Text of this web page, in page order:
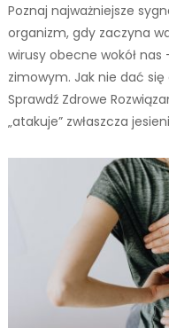
Poznaj najważniejsze
organizm, gdy zaczyna
wirusy obecne wokół nas
zimowym. Jak nie dać
Sprawdź Zdrowe
„atakuje” zwłaszcza